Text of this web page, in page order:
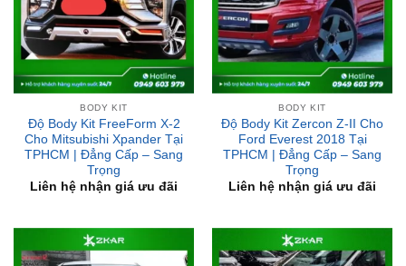
BODY KIT
Độ Body Kit FreeForm X-2
Cho Mitsubishi Xpander Tại
TPHCM | Đẳng Cấp – Sang
Trọng
Liên hệ nhận giá ưu đãi
BODY KIT
Độ Body Kit Zercon Z-II Cho
Ford Everest 2018 Tại
TPHCM | Đẳng Cấp – Sang
Trọng
Liên hệ nhận giá ưu đãi